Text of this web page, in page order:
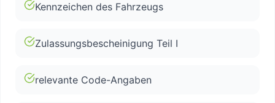
Kennzeichen des Fahrzeugs
Zulassungsbescheinigung Teil I
relevante Code-Angaben